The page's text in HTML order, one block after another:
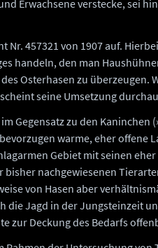
Erwachsene verstecke, sei
Nr. 457321 von 1907 auf.
handeln, den man
Osterhasen zu überzeugen.
seine Umsetzung
Gegensatz zu den
warme, eher offene
Gebiet mit seinen
bisher nachgewiesenen
von Hasen aber
die Jagd in der Jungsteinzeit
zur Deckung des Bedarfs